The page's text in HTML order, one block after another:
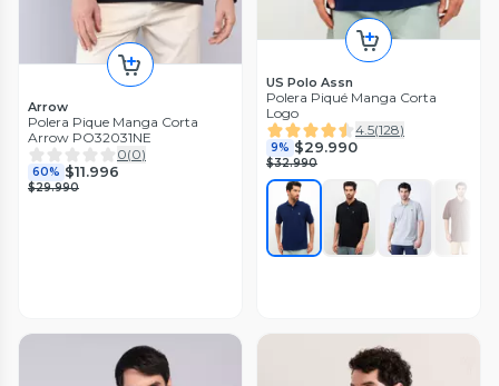
Arrow
Polera Pique Manga Corta
Arrow PO32031NE
0(0)
60% $11.996
$29.990
US Polo Assn
Polera Piqué Manga Corta
Logo
4.5(128)
9% $29.990
$32.990